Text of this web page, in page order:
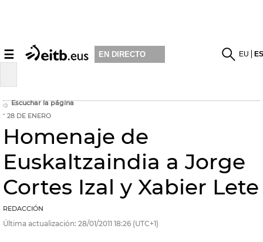
☰ EN DIRECTO EU
Escuchar la página
28 DE ENERO
Homenaje de
Euskaltzaindia a Jorge
Cortes Izal y Xabier Lete
REDACCIÓN
Última actualización: 28/01/2011 18:26 (UTC+1)